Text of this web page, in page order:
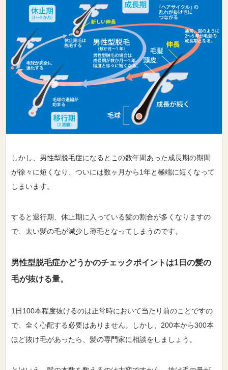
しかし、男性型脱毛症になるとこの数年間あった成長期の期間
が徐々に短くなり、ついには数ヶ月から1年と極端に短くなって
しまいます。
すると退行期、休止期に入っている髪の割合が多くなりますの
で、太い髪の毛が減少し薄毛となってしまうのです。
男性型脱毛症かどうかのチェックポイントは1日の髪の
毛が抜ける量。
1日100本程度抜けるのは正常時において当たり前のことですの
で、全く心配する必要はありません。しかし、200本から300本
ほど抜け毛があったら、髪の専門家に相談をしましょう。